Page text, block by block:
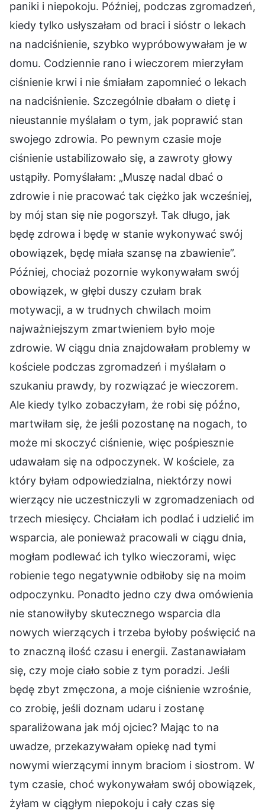
paniki i niepokoju. Później, podczas zgromadzeń,
kiedy tylko usłyszałam od braci i sióstr o lekach
na nadciśnienie, szybko wypróbowywałam je w
domu. Codziennie rano i wieczorem mierzyłam
ciśnienie krwi i nie śmiałam zapomnieć o lekach
na nadciśnienie. Szczególnie dbałam o dietę i
nieustannie myślałam o tym, jak poprawić stan
swojego zdrowia. Po pewnym czasie moje
ciśnienie ustabilizowało się, a zawroty głowy
ustąpiły. Pomyślałam: „Muszę nadal dbać o
zdrowie i nie pracować tak ciężko jak wcześniej,
by mój stan się nie pogorszył. Tak długo, jak
będę zdrowa i będę w stanie wykonywać swój
obowiązek, będę miała szansę na zbawienie”.
Później, chociaż pozornie wykonywałam swój
obowiązek, w głębi duszy czułam brak
motywacji, a w trudnych chwilach moim
najważniejszym zmartwieniem było moje
zdrowie. W ciągu dnia znajdowałam problemy w
kościele podczas zgromadzeń i myślałam o
szukaniu prawdy, by rozwiązać je wieczorem.
Ale kiedy tylko zobaczyłam, że robi się późno,
martwiłam się, że jeśli pozostanę na nogach, to
może mi skoczyć ciśnienie, więc pośpiesznie
udawałam się na odpoczynek. W kościele, za
który byłam odpowiedzialna, niektórzy nowi
wierzący nie uczestniczyli w zgromadzeniach od
trzech miesięcy. Chciałam ich podlać i udzielić im
wsparcia, ale ponieważ pracowali w ciągu dnia,
mogłam podlewać ich tylko wieczorami, więc
robienie tego negatywnie odbiłoby się na moim
odpoczynku. Ponadto jedno czy dwa omówienia
nie stanowiłyby skutecznego wsparcia dla
nowych wierzących i trzeba byłoby poświęcić na
to znaczną ilość czasu i energii. Zastanawiałam
się, czy moje ciało sobie z tym poradzi. Jeśli
będę zbyt zmęczona, a moje ciśnienie wzrośnie,
co zrobię, jeśli doznam udaru i zostanę
sparaliżowana jak mój ojciec? Mając to na
uwadze, przekazywałam opiekę nad tymi
nowymi wierzącymi innym braciom i siostrom. W
tym czasie, choć wykonywałam swój obowiązek,
żyłam w ciągłym niepokoju i cały czas się